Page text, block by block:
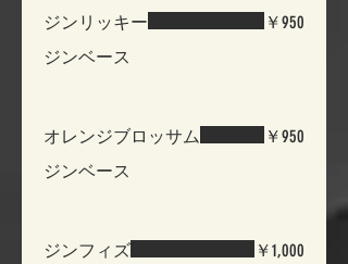
ジンリッキー
ジンベース
￥950
オレンジブロッサム
ジンベース
￥950
ジンフィズ
￥1,000